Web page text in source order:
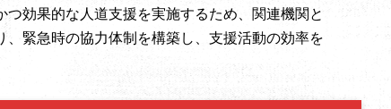
効果的な人道支援を実施するため、関連機関と
緊急時の協力体制を構築し、支援活動の効率を